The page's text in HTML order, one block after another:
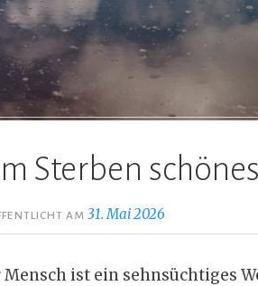
Sterben
AM 31. Mai 2026
Mensch ist ein sehnsüchtiges